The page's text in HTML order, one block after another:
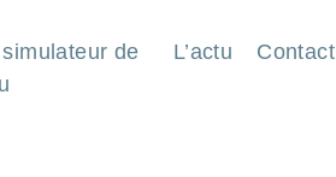
de
L’actu Contact